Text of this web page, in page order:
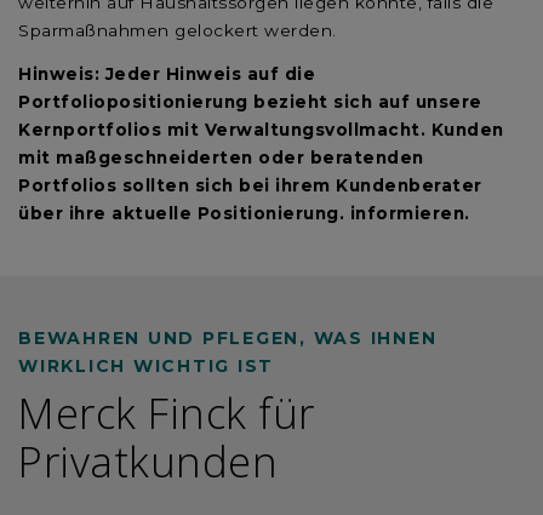
Sparmaßnahmen gelockert werden.
Hinweis: Jeder Hinweis auf die
Portfoliopositionierung bezieht sich auf unsere
Kernportfolios mit Verwaltungsvollmacht. Kunden
mit maßgeschneiderten oder beratenden
Portfolios sollten sich bei ihrem Kundenberater
über ihre aktuelle Positionierung. informieren.
BEWAHREN UND PFLEGEN, WAS IHNEN
WIRKLICH WICHTIG IST
Merck Finck für
Privatkunden